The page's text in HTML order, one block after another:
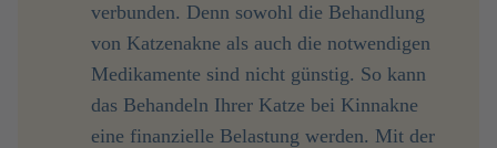
verbunden. Denn sowohl die Behandlung
von Katzenakne als auch die notwendigen
Medikamente sind nicht günstig. So kann
das Behandeln Ihrer Katze bei Kinnakne
eine finanzielle Belastung werden. Mit der